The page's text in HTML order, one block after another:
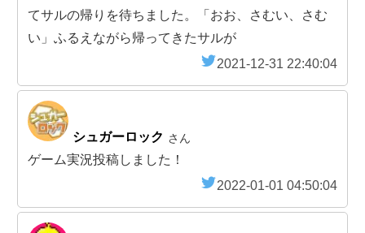
てサルの帰りを待ちました。「おお、さむい、さむ
い」ふるえながら帰ってきたサルが
2021-12-31 22:40:04
シュガーロック さん
ゲーム実況投稿しました！
2022-01-01 04:50:04